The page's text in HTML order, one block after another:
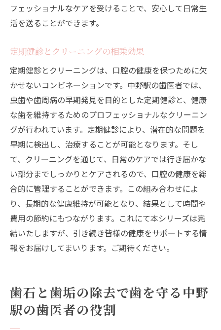
フェッショナルなケアを受けることで、安心して日常生
活を送ることができます。
定期健診とクリーニングの相乗効果
定期健診とクリーニングは、口腔の健康を保つために欠
かせないコンビネーションです。中野駅の歯医者では、
虫歯や歯周病の早期発見を目的とした定期健診と、健康
な歯を維持するためのプロフェッショナルなクリーニン
グが行われています。定期健診により、潜在的な問題を
早期に検出し、治療することが可能となります。そし
て、クリーニングを通じて、日常のケアでは行き届かな
い部分までしっかりとケアされるので、口腔の健康を総
合的に管理することができます。この組み合わせによ
り、長期的な健康維持が可能となり、結果として時間や
費用の節約にもつながります。これにて本シリーズは完
結いたしますが、引き続き皆様の健康をサポートする情
報をお届けしてまいります。ご期待ください。
歯石と歯垢の除去で歯を守る中野
駅の歯医者の役割